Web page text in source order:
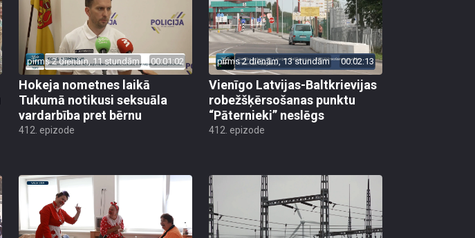
pirms 2 dienām, 11 stundām 00:01:02
Hokeja nometnes laikā
Tukumā notikusi seksuāla
vardarbība pret bērnu
412. epizode
pirms 2 dienām, 13 stundām 00:02:13
Vienīgo Latvijas-Baltkrievijas
robežšķērsošanas punktu
“Pāternieki” neslēgs
412. epizode